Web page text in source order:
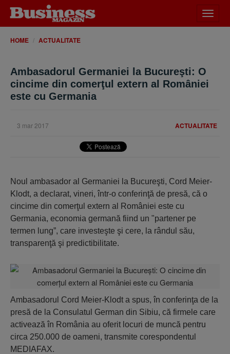
meniu
HOME ACTUALITATE
Ambasadorul Germaniei la Bucureşti: O
cincime din comerţul extern al României
este cu Germania
ACTUALITATE
3 mar 2017
Noul ambasador al Germaniei la Bucureşti, Cord Meier-
Klodt, a declarat, vineri, într-o conferinţă de presă, că o
cincime din comerţul extern al României este cu
Germania, economia germană fiind un "partener pe
termen lung”, care investeşte şi cere, la rândul său,
transparenţă şi predictibilitate.
Ambasadorul Cord Meier-Klodt a spus, în conferinţa de la
presă de la Consulatul German din Sibiu, că firmele care
activează în România au oferit locuri de muncă pentru
circa 250.000 de oameni, transmite corespondentul
MEDIAFAX.